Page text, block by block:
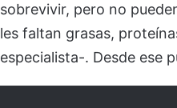
sobrevivir, pero no
les faltan grasas,
especialista-. Desde ese